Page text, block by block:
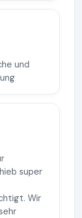
und
super
Wir